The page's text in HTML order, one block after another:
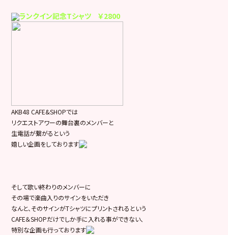
ランクイン記念Tシャツ ￥2800
AKB48 CAFE&SHOPでは
リクエストアワーの舞台裏のメンバーと
生電話が繋がるという
嬉しい企画をしております
そして歌い終わりのメンバーに
その場で楽曲入りのサインをいただき
なんと、そのサインがTシャツにプリントされるという
CAFE＆SHOPだけでしか手に入れる事ができない、
特別な企画も行っております